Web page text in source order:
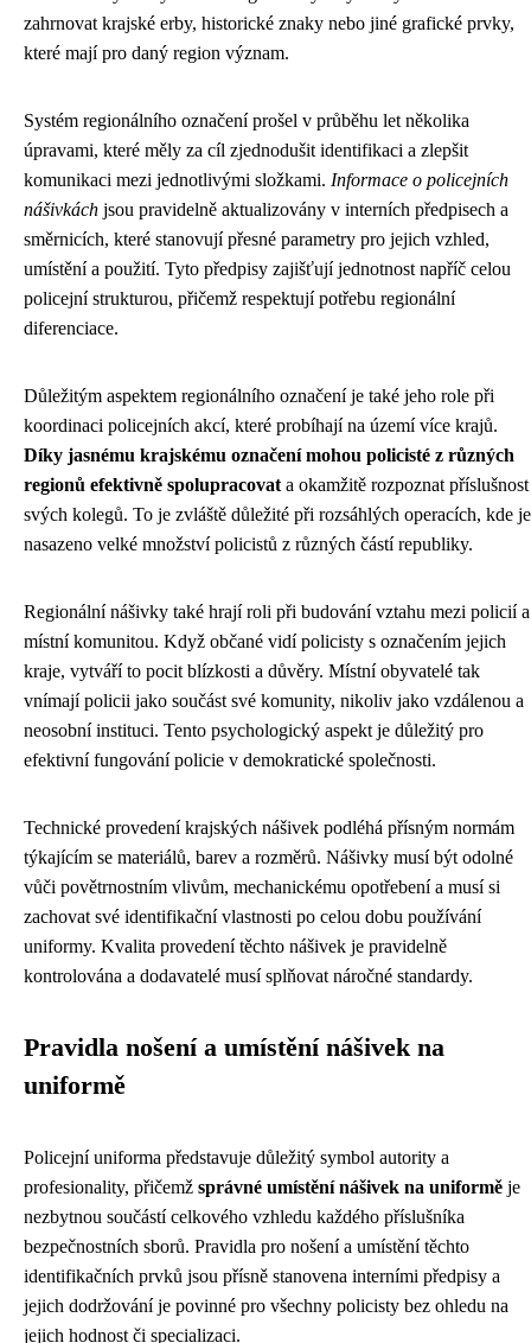
zahrnovat krajské erby, historické znaky nebo jiné grafické prvky,
které mají pro daný region význam.
Systém regionálního označení prošel v průběhu let několika
úpravami, které měly za cíl zjednodušit identifikaci a zlepšit
komunikaci mezi jednotlivými složkami. Informace o policejních
nášivkách jsou pravidelně aktualizovány v interních předpisech a
směrnicích, které stanovují přesné parametry pro jejich vzhled,
umístění a použití. Tyto předpisy zajišťují jednotnost napříč celou
policejní strukturou, přičemž respektují potřebu regionální
diferenciace.
Důležitým aspektem regionálního označení je také jeho role při
koordinaci policejních akcí, které probíhají na území více krajů.
Díky jasnému krajskému označení mohou policisté z různých
regionů efektivně spolupracovat a okamžitě rozpoznat příslušnost
svých kolegů. To je zvláště důležité při rozsáhlých operacích, kde je
nasazeno velké množství policistů z různých částí republiky.
Regionální nášivky také hrají roli při budování vztahu mezi policií a
místní komunitou. Když občané vidí policisty s označením jejich
kraje, vytváří to pocit blízkosti a důvěry. Místní obyvatelé tak
vnímají policii jako součást své komunity, nikoliv jako vzdálenou a
neosobní instituci. Tento psychologický aspekt je důležitý pro
efektivní fungování policie v demokratické společnosti.
Technické provedení krajských nášivek podléhá přísným normám
týkajícím se materiálů, barev a rozměrů. Nášivky musí být odolné
vůči povětrnostním vlivům, mechanickému opotřebení a musí si
zachovat své identifikační vlastnosti po celou dobu používání
uniformy. Kvalita provedení těchto nášivek je pravidelně
kontrolována a dodavatelé musí splňovat náročné standardy.
Pravidla nošení a umístění nášivek na
uniformě
Policejní uniforma představuje důležitý symbol autority a
profesionality, přičemž správné umístění nášivek na uniformě je
nezbytnou součástí celkového vzhledu každého příslušníka
bezpečnostních sborů. Pravidla pro nošení a umístění těchto
identifikačních prvků jsou přísně stanovena interními předpisy a
jejich dodržování je povinné pro všechny policisty bez ohledu na
jejich hodnost či specializaci.